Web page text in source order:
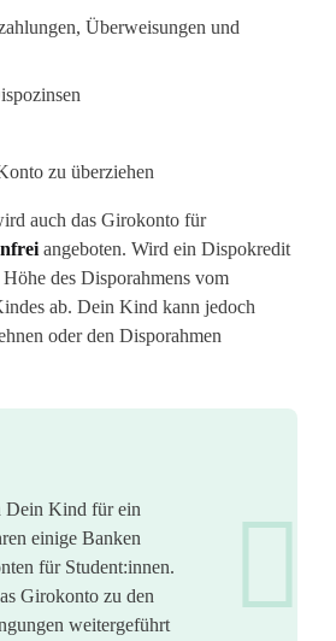
Überweisungen und
zu überziehen
auch das Girokonto für
angeboten. Wird ein Dispokredit
des Disporahmens vom
ab. Dein Kind kann jedoch
oder den Disporahmen
Dein Kind für ein
einige Banken
für Student:innen.
Girokonto zu den
weitergeführt